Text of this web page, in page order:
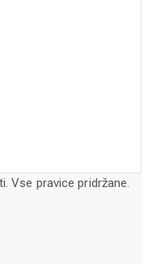
Vse pravice pridržane.